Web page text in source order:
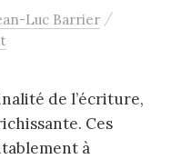
Luc Barrier /
de l’écriture,
Ces
à